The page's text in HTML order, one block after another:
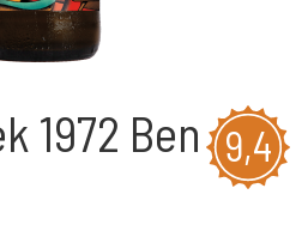
9,4
1972 Ben